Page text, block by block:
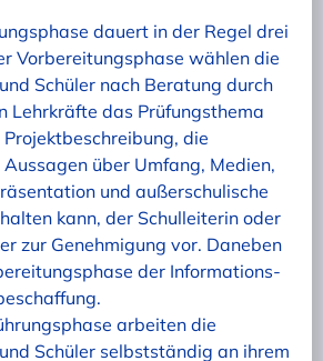
dauert in der Regel drei
Vorbereitungsphase wählen die
Schüler nach Beratung durch
Lehrkräfte das Prüfungsthema
die
über Umfang, Medien,
und außerschulische
kann, der Schulleiterin oder
zur Genehmigung vor. Daneben
der Informations-
arbeiten die
Schüler selbstständig an ihrem